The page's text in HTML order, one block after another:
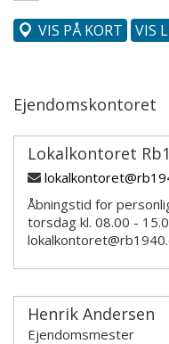
VIS PÅ KORT VIS
Ejendomskontoret
Lokalkontoret
Åbningstid for
torsdag kl. 08.00 -
Henrik Andersen
Ejendomsmester